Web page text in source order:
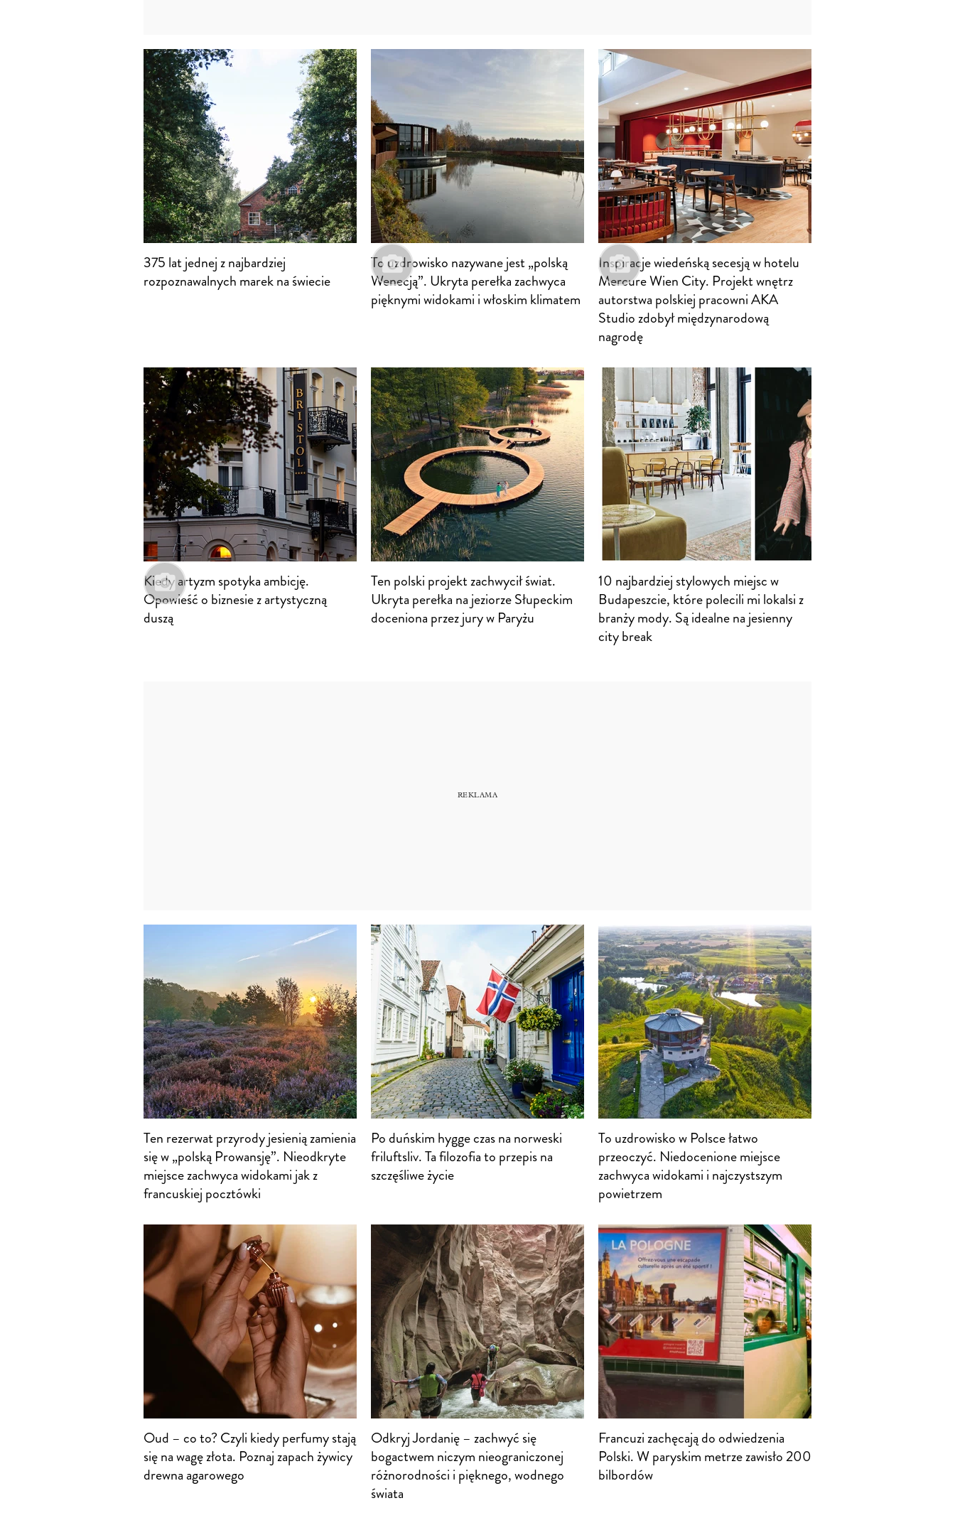
375 lat jednej z najbardziej
rozpoznawalnych marek na świecie
To uzdrowisko nazywane jest „polską
Wenecją”. Ukryta perełka zachwyca
pięknymi widokami i włoskim klimatem
Inspiracje wiedeńską secesją w hotelu
Mercure Wien City. Projekt wnętrz
autorstwa polskiej pracowni AKA
Studio zdobył międzynarodową
nagrodę
Kiedy artyzm spotyka ambicję.
Opowieść o biznesie z artystyczną
duszą
Ten polski projekt zachwycił świat.
Ukryta perełka na jeziorze Słupeckim
doceniona przez jury w Paryżu
10 najbardziej stylowych miejsc w
Budapeszcie, które polecili mi lokalsi z
branży mody. Są idealne na jesienny
city break
Ten rezerwat przyrody jesienią zamienia
się w „polską Prowansję”. Nieodkryte
miejsce zachwyca widokami jak z
francuskiej pocztówki
Po duńskim hygge czas na norweski
friluftsliv. Ta filozofia to przepis na
szczęśliwe życie
To uzdrowisko w Polsce łatwo
przeoczyć. Niedocenione miejsce
zachwyca widokami i najczystszym
powietrzem
Oud – co to? Czyli kiedy perfumy stają
się na wagę złota. Poznaj zapach żywicy
drewna agarowego
Odkryj Jordanię – zachwyć się
bogactwem niczym nieograniczonej
różnorodności i pięknego, wodnego
świata
Francuzi zachęcają do odwiedzenia
Polski. W paryskim metrze zawisło 200
bilbordów